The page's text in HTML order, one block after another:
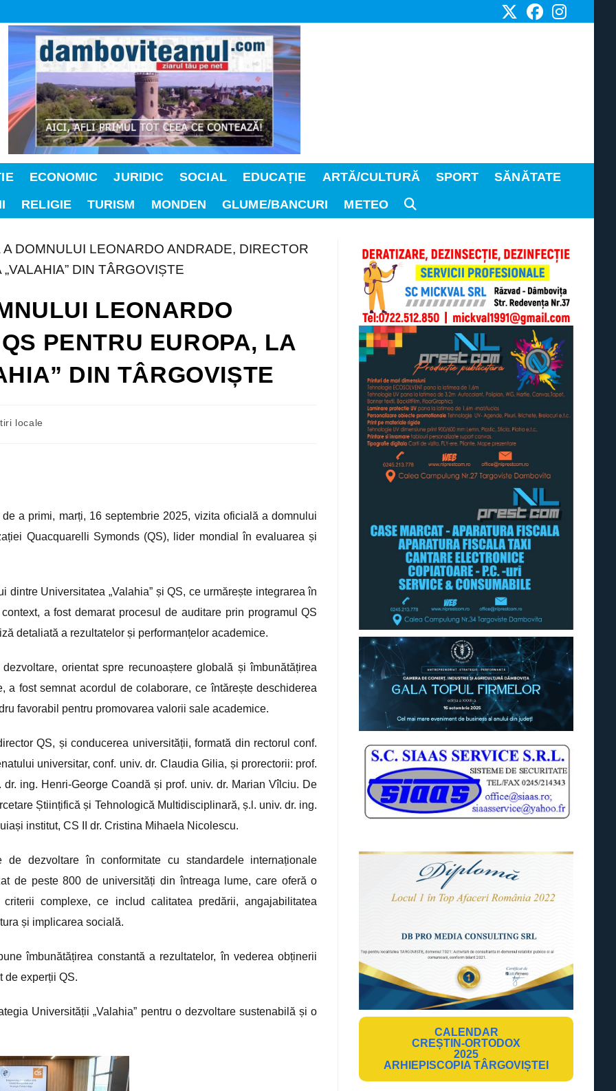
ECONOMIC JURIDIC SOCIAL EDUCAȚIE ARTĂ/CULTURĂ SPORT
SĂNĂTATE
RELIGIE TURISM MONDEN GLUME/BANCURI METEO TOGGLE
SEARCH
LEONARDO
PENTRU EUROPA, LA
DIN TÂRGOVIȘTE
locale
a primi, marți, 16 septembrie 2025, vizita oficială a domnului
Quacquarelli Symonds (QS), lider mondial în evaluarea și
dintre Universitatea „Valahia” și QS, ce urmărește integrarea în
a fost demarat procesul de auditare prin programul QS
detaliată a rezultatelor și performanțelor academice.
orientat spre recunoaștere globală și îmbunătățirea
fost semnat acordul de colaborare, ce întărește deschiderea
favorabil pentru promovarea valorii sale academice.
QS, și conducerea universității, formată din rectorul conf.
universitar, conf. univ. dr. Claudia Gilia, și prorectorii: prof.
ing. Henri-George Coandă și prof. univ. dr. Marian Vîlciu. De
Științifică și Tehnologică Multidisciplinară, ș.l. univ. dr. ing.
institut, CS II dr. Cristina Mihaela Nicolescu.
dezvoltare în conformitate cu standardele internaționale
de peste 800 de universități din întreaga lume, care oferă o
complexe, ce includ calitatea predării, angajabilitatea
și implicarea socială.
îmbunătățirea constantă a rezultatelor, în vederea obținerii
de experții QS.
Universității „Valahia” pentru o dezvoltare sustenabilă și o
CALENDAR
CREȘTIN-ORTODOX
2025
ARHIEPISCOPIA TÂRGOVIȘTEI